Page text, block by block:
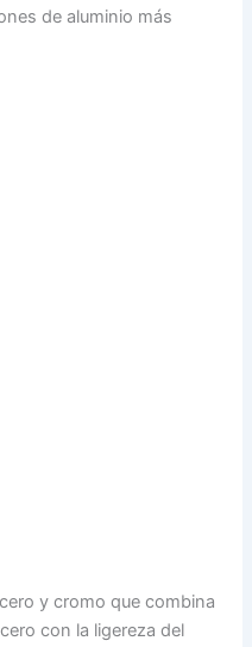
de aluminio más
y cromo que combina
con la ligereza del